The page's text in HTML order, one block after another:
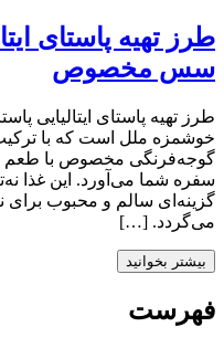
طرز تهیه پاستای
سس مخصوص
طرز تهیه پاستای ایتالیایی
خوشمزه ملل است که با
گوجه‌فرنگی مخصوص با طعم
سفره شما می‌آورد. این غذا
گزینه‌ای سالم و محبوب برای
می‌گردد. […]
بیشتر بخوانید
فهرست